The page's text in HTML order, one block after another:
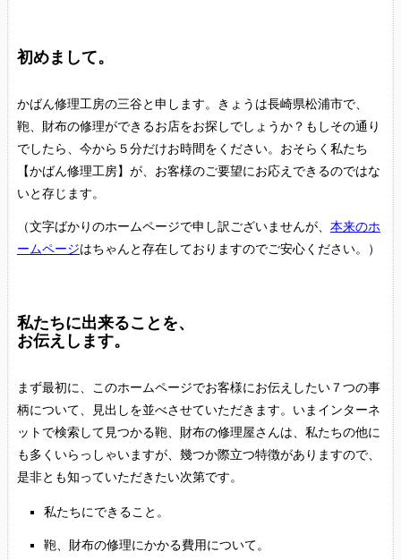
初めまして。
かばん修理工房の三谷と申します。きょうは長崎県松浦市で、
鞄、財布の修理ができるお店をお探しでしょうか？もしその通り
でしたら、今から５分だけお時間をください。おそらく私たち
【かばん修理工房】が、お客様のご要望にお応えできるのではな
いと存じます。
（文字ばかりのホームページで申し訳ございませんが、 本来のホ
ームページはちゃんと存在しておりますのでご安心ください。）
私たちに出来ることを、
お伝えします。
まず最初に、このホームページでお客様にお伝えしたい７つの事
柄について、見出しを並べさせていただきます。いまインターネ
ットで検索して見つかる鞄、財布の修理屋さんは、私たちの他に
も多くいらっしゃいますが、幾つか際立つ特徴がありますので、
是非とも知っていただきたい次第です。
私たちにできること。
鞄、財布の修理にかかる費用について。